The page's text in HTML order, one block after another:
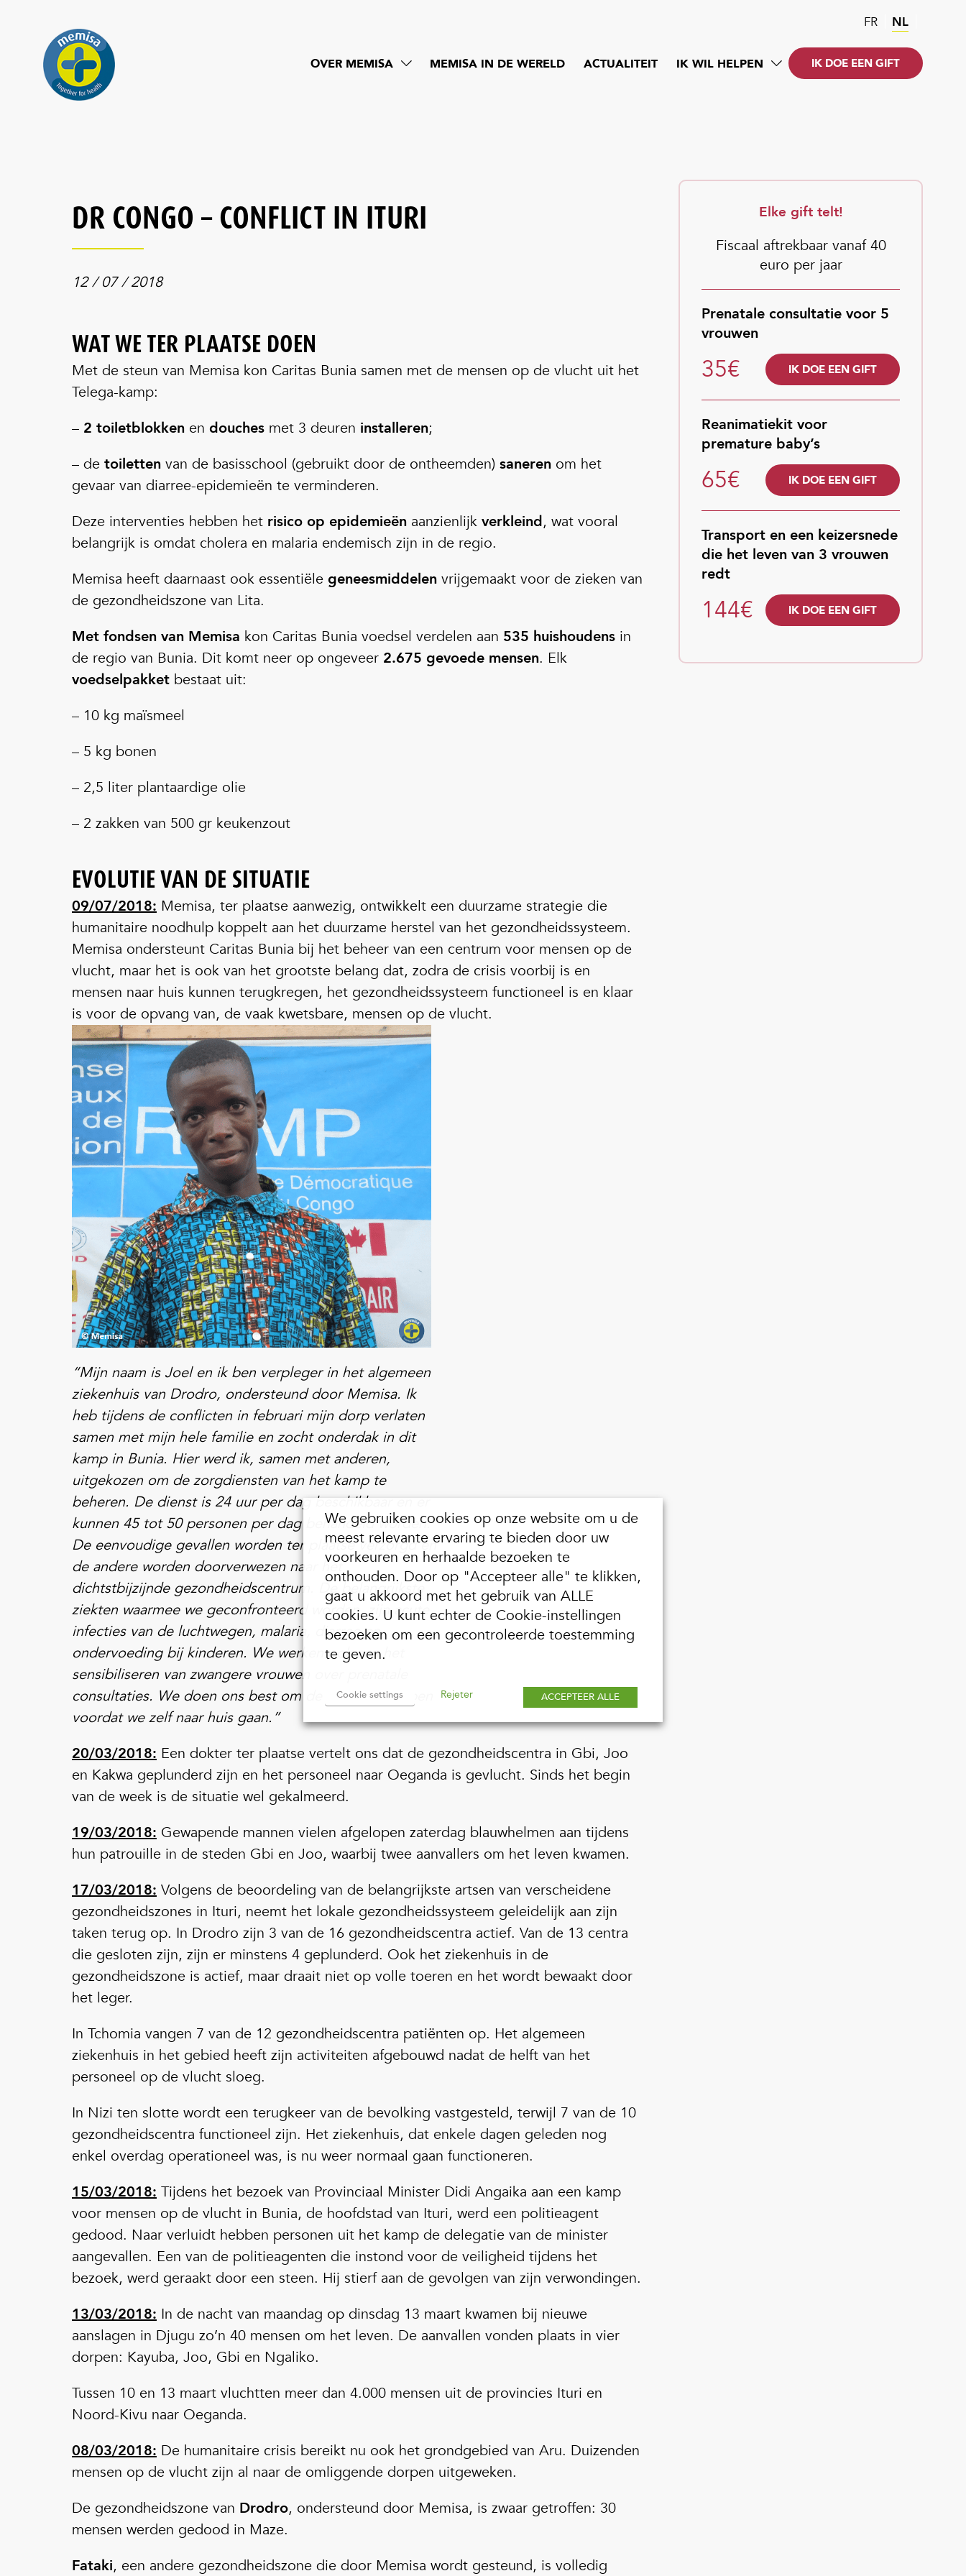
FR NL
OVER MEMISA MEMISA IN DE WERELD ACTUALITEIT IK WIL HELPEN IK DOE EEN GIFT
DR CONGO – CONFLICT IN ITURI
12 / 07 / 2018
WAT WE TER PLAATSE DOEN
Met de steun van Memisa kon Caritas Bunia samen met de mensen op de vlucht uit het
Telega-kamp:
– 2 toiletblokken en douches met 3 deuren installeren;
– de toiletten van de basisschool (gebruikt door de ontheemden) saneren om het
gevaar van diarree-epidemieën te verminderen.
Deze interventies hebben het risico op epidemieën aanzienlijk verkleind, wat vooral
belangrijk is omdat cholera en malaria endemisch zijn in de regio.
Memisa heeft daarnaast ook essentiële geneesmiddelen vrijgemaakt voor de zieken van
de gezondheidszone van Lita.
Met fondsen van Memisa kon Caritas Bunia voedsel verdelen aan 535 huishoudens in
de regio van Bunia. Dit komt neer op ongeveer 2.675 gevoede mensen. Elk
voedselpakket bestaat uit:
– 10 kg maïsmeel
– 5 kg bonen
– 2,5 liter plantaardige olie
– 2 zakken van 500 gr keukenzout
EVOLUTIE VAN DE SITUATIE
09/07/2018: Memisa, ter plaatse aanwezig, ontwikkelt een duurzame strategie die
humanitaire noodhulp koppelt aan het duurzame herstel van het gezondheidssysteem.
Memisa ondersteunt Caritas Bunia bij het beheer van een centrum voor mensen op de
vlucht, maar het is ook van het grootste belang dat, zodra de crisis voorbij is en
mensen naar huis kunnen terugkregen, het gezondheidssysteem functioneel is en klaar
is voor de opvang van, de vaak kwetsbare, mensen op de vlucht.
“Mijn naam is Joel en ik ben verpleger in het algemeen
ziekenhuis van Drodro, ondersteund door Memisa. Ik
heb tijdens de conflicten in februari mijn dorp verlaten
samen met mijn hele familie en zocht onderdak in dit
kamp in Bunia. Hier werd ik, samen met anderen,
uitgekozen om de zorgdiensten van het kamp te
beheren. De dienst is 24 uur per dag beschikbaar en er
kunnen 45 tot 50 personen per dag behandeld worden.
De eenvoudige gevallen worden ter plaatse verzorgd en
de andere worden doorverwezen naar het
dichtstbijzijnde gezondheidscentrum. De belangrijkste
ziekten waarmee we geconfronteerd worden, zijn acute
infecties van de luchtwegen, malaria, diarree en
ondervoeding bij kinderen. We werken ook aan het
sensibiliseren van zwangere vrouwen over prenatale
consultaties. We doen ons best om de zieken te helpen
voordat we zelf naar huis gaan.”
20/03/2018: Een dokter ter plaatse vertelt ons dat de gezondheidscentra in Gbi, Joo
en Kakwa geplunderd zijn en het personeel naar Oeganda is gevlucht. Sinds het begin
van de week is de situatie wel gekalmeerd.
19/03/2018: Gewapende mannen vielen afgelopen zaterdag blauwhelmen aan tijdens
hun patrouille in de steden Gbi en Joo, waarbij twee aanvallers om het leven kwamen.
17/03/2018: Volgens de beoordeling van de belangrijkste artsen van verscheidene
gezondheidszones in Ituri, neemt het lokale gezondheidssysteem geleidelijk aan zijn
taken terug op. In Drodro zijn 3 van de 16 gezondheidscentra actief. Van de 13 centra
die gesloten zijn, zijn er minstens 4 geplunderd. Ook het ziekenhuis in de
gezondheidszone is actief, maar draait niet op volle toeren en het wordt bewaakt door
het leger.
In Tchomia vangen 7 van de 12 gezondheidscentra patiënten op. Het algemeen
ziekenhuis in het gebied heeft zijn activiteiten afgebouwd nadat de helft van het
personeel op de vlucht sloeg.
In Nizi ten slotte wordt een terugkeer van de bevolking vastgesteld, terwijl 7 van de 10
gezondheidscentra functioneel zijn. Het ziekenhuis, dat enkele dagen geleden nog
enkel overdag operationeel was, is nu weer normaal gaan functioneren.
15/03/2018: Tijdens het bezoek van Provinciaal Minister Didi Angaika aan een kamp
voor mensen op de vlucht in Bunia, de hoofdstad van Ituri, werd een politieagent
gedood. Naar verluidt hebben personen uit het kamp de delegatie van de minister
aangevallen. Een van de politieagenten die instond voor de veiligheid tijdens het
bezoek, werd geraakt door een steen. Hij stierf aan de gevolgen van zijn verwondingen.
13/03/2018: In de nacht van maandag op dinsdag 13 maart kwamen bij nieuwe
aanslagen in Djugu zo’n 40 mensen om het leven. De aanvallen vonden plaats in vier
dorpen: Kayuba, Joo, Gbi en Ngaliko.
Tussen 10 en 13 maart vluchtten meer dan 4.000 mensen uit de provincies Ituri en
Noord-Kivu naar Oeganda.
08/03/2018: De humanitaire crisis bereikt nu ook het grondgebied van Aru. Duizenden
mensen op de vlucht zijn al naar de omliggende dorpen uitgeweken.
De gezondheidszone van Drodro, ondersteund door Memisa, is zwaar getroffen: 30
mensen werden gedood in Maze.
Fataki, een andere gezondheidszone die door Memisa wordt gesteund, is volledig
Elke gift telt!
Fiscaal aftrekbaar vanaf 40
euro per jaar
Prenatale consultatie voor 5
vrouwen
35€ IK DOE EEN GIFT
Reanimatiekit voor
premature baby’s
65€ IK DOE EEN GIFT
Transport en een keizersnede
die het leven van 3 vrouwen
redt
144€ IK DOE EEN GIFT
We gebruiken cookies op onze website om u de
meest relevante ervaring te bieden door uw
voorkeuren en herhaalde bezoeken te
onthouden. Door op "Accepteer alle" te klikken,
gaat u akkoord met het gebruik van ALLE
cookies. U kunt echter de Cookie-instellingen
bezoeken om een gecontroleerde toestemming
te geven.
Cookie settings Rejeter ACCEPTEER ALLE